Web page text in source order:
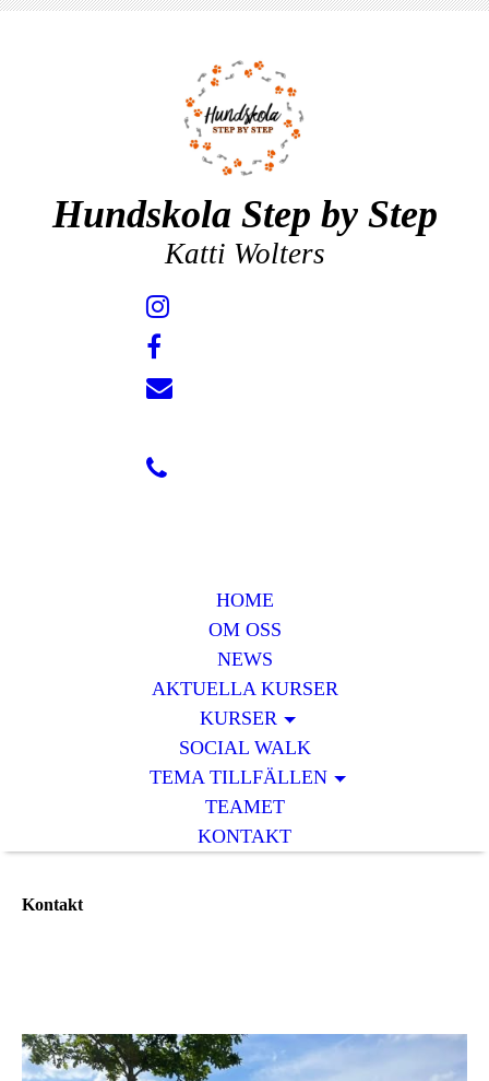
Hundskola Step by Step
Katti Wolters
HOME
OM OSS
NEWS
AKTUELLA KURSER
KURSER
SOCIAL WALK
TEMA TILLFÄLLEN
TEAMET
KONTAKT
Kontakt